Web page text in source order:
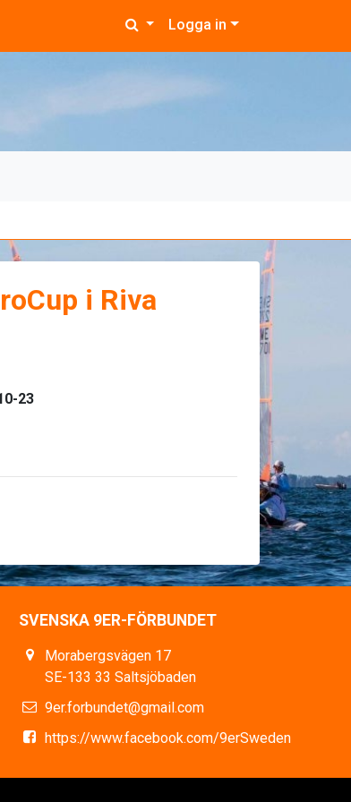
Logga in
i Riva
23
SVENSKA 9ER-FÖRBUNDET
Morabergsvägen 17
SE-133 33 Saltsjöbaden
9er.forbundet@gmail.com
https://www.facebook.com/9erSweden